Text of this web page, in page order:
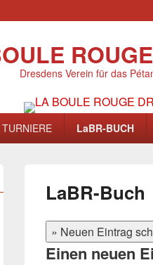
Dresdens Verein für das
TURNIERE LaBR-BUCH
LaBR-Buch
Einen neuen